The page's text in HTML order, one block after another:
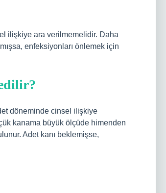
ilişkiye ara verilmemelidir. Daha
enfeksiyonları önlemek için
döneminde cinsel ilişkiye
kanama büyük ölçüde himenden
Adet kanı beklemişse,